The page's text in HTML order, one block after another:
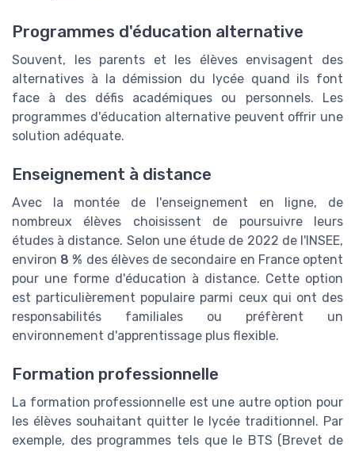
Programmes d'éducation alternative
Souvent, les parents et les élèves envisagent des
alternatives à la démission du lycée quand ils font
face à des défis académiques ou personnels. Les
programmes d'éducation alternative peuvent offrir une
solution adéquate.
Enseignement à distance
Avec la montée de l'enseignement en ligne, de
nombreux élèves choisissent de poursuivre leurs
études à distance. Selon une étude de 2022 de l'INSEE,
environ 8 % des élèves de secondaire en France optent
pour une forme d'éducation à distance. Cette option
est particulièrement populaire parmi ceux qui ont des
responsabilités familiales ou préfèrent un
environnement d'apprentissage plus flexible.
Formation professionnelle
La formation professionnelle est une autre option pour
les élèves souhaitant quitter le lycée traditionnel. Par
exemple, des programmes tels que le BTS (Brevet de